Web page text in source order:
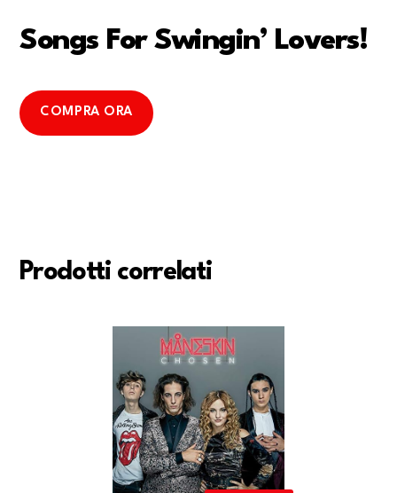
Songs For Swingin’ Lovers!
COMPRA ORA
Prodotti correlati